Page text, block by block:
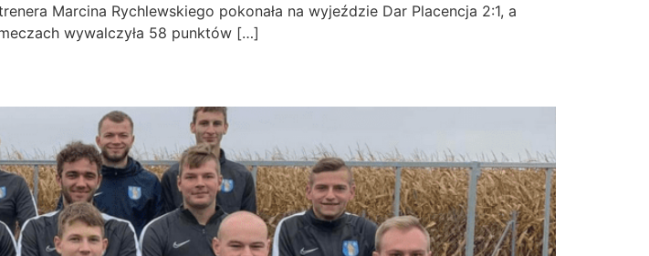
Marcina Rychlewskiego pokonała na wyjeździe Dar Placencja 2:1, a
wywalczyła 58 punktów […]